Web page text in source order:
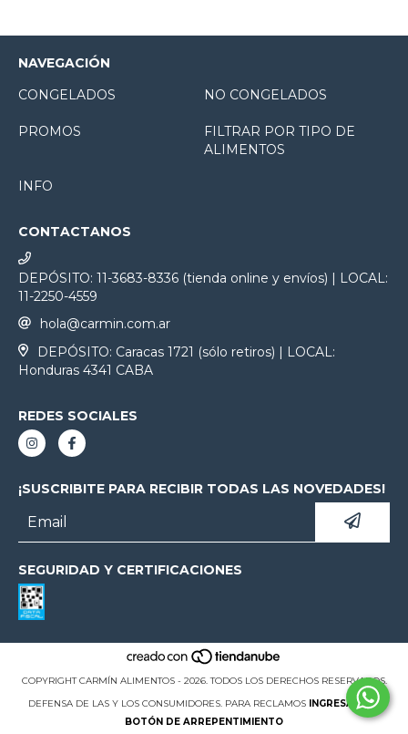
NAVEGACIÓN
CONGELADOS
NO CONGELADOS
PROMOS
FILTRAR POR TIPO DE
ALIMENTOS
INFO
CONTACTANOS
DEPÓSITO: 11-3683-8336 (tienda online y envíos) | LOCAL:
11-2250-4559
hola@carmin.com.ar
DEPÓSITO: Caracas 1721 (sólo retiros) | LOCAL:
Honduras 4341 CABA
REDES SOCIALES
¡SUSCRIBITE PARA RECIBIR TODAS LAS NOVEDADES!
SEGURIDAD Y CERTIFICACIONES
COPYRIGHT CARMÍN ALIMENTOS - 2026. TODOS LOS DERECHOS RESERVADOS.
DEFENSA DE LAS Y LOS CONSUMIDORES. PARA RECLAMOS INGRESÁ ACÁ.
BOTÓN DE ARREPENTIMIENTO